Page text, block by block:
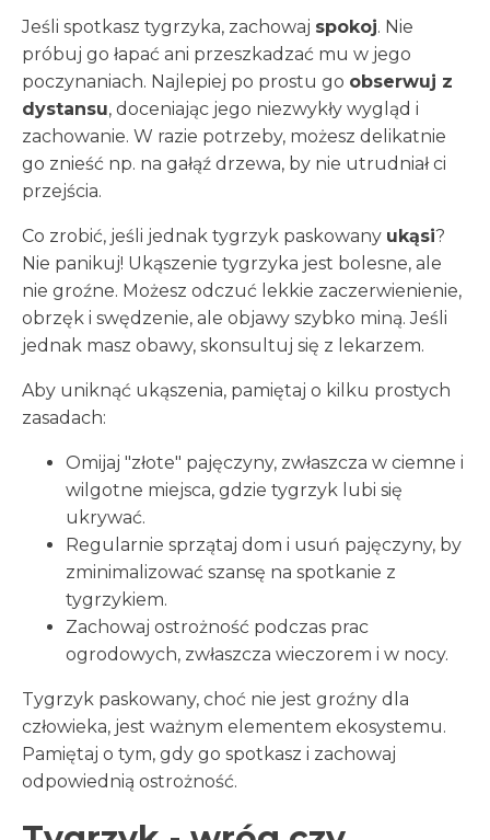
Jeśli spotkasz tygrzyka, zachowaj spokoj. Nie
próbuj go łapać ani przeszkadzać mu w jego
poczynaniach. Najlepiej po prostu go obserwuj z
dystansu, doceniając jego niezwykły wygląd i
zachowanie. W razie potrzeby, możesz delikatnie
go znieść np. na gałąź drzewa, by nie utrudniał ci
przejścia.
Co zrobić, jeśli jednak tygrzyk paskowany ukąsi?
Nie panikuj! Ukąszenie tygrzyka jest bolesne, ale
nie groźne. Możesz odczuć lekkie zaczerwienienie,
obrzęk i swędzenie, ale objawy szybko miną. Jeśli
jednak masz obawy, skonsultuj się z lekarzem.
Aby uniknąć ukąszenia, pamiętaj o kilku prostych
zasadach:
Omijaj "złote" pajęczyny, zwłaszcza w ciemne i
wilgotne miejsca, gdzie tygrzyk lubi się
ukrywać.
Regularnie sprzątaj dom i usuń pajęczyny, by
zminimalizować szansę na spotkanie z
tygrzykiem.
Zachowaj ostrożność podczas prac
ogrodowych, zwłaszcza wieczorem i w nocy.
Tygrzyk paskowany, choć nie jest groźny dla
człowieka, jest ważnym elementem ekosystemu.
Pamiętaj o tym, gdy go spotkasz i zachowaj
odpowiednią ostrożność.